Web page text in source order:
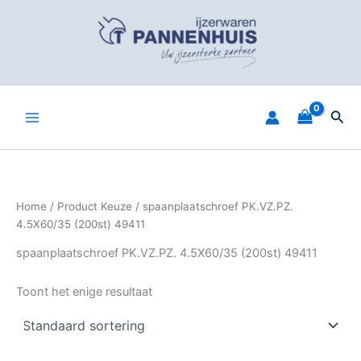
Home / Product Keuze / spaanplaatschroef PK.VZ.PZ.
4.5X60/35 (200st) 49411
spaanplaatschroef PK.VZ.PZ. 4.5X60/35 (200st) 49411
Toont het enige resultaat